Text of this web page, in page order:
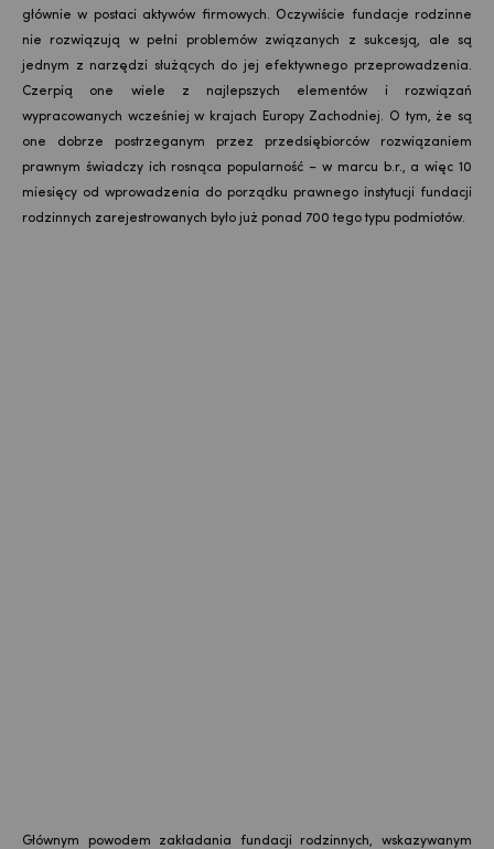
głównie w postaci aktywów firmowych. Oczywiście fundacje rodzinne
nie rozwiązują w pełni problemów związanych z sukcesją, ale są
jednym z narzędzi służących do jej efektywnego przeprowadzenia.
Czerpią one wiele z najlepszych elementów i rozwiązań
wypracowanych wcześniej w krajach Europy Zachodniej. O tym, że są
one dobrze postrzeganym przez przedsiębiorców rozwiązaniem
prawnym świadczy ich rosnąca popularność – w marcu b.r., a więc 10
miesięcy od wprowadzenia do porządku prawnego instytucji fundacji
rodzinnych zarejestrowanych było już ponad 700 tego typu podmiotów.
Głównym powodem zakładania fundacji rodzinnych, wskazywanym